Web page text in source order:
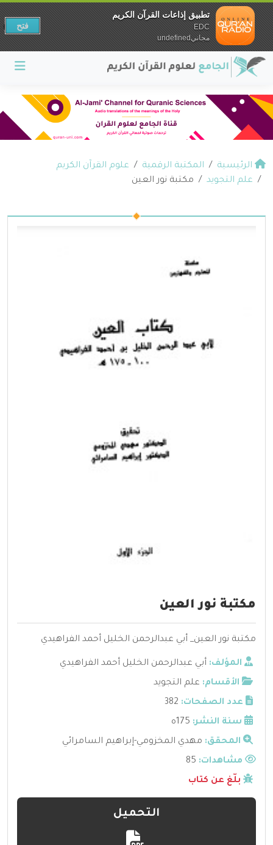
الرئيسية المكتبة الرقمية
علوم القرآن الكريم
علم التجويد
مكتبة نور العين
مكتبة نور العين
مكتبة نور العين_ أبي عبدالرحمن الخليل أحمد الفراهيدي
المؤلف: أبي عبدالرحمن الخليل أحمد الفراهيدي
الأقسام: علم التجويد
عدد الصفحات: 382
سنة النشر: 175ه
المحقق: مهدي المخزومي-إبراهيم السامرائي
مشاهدات:
بلّغ عن كتاب
التحميل
تطبيق إذاعات القرآن الكريم
EDC
مجانيundefined
فتح